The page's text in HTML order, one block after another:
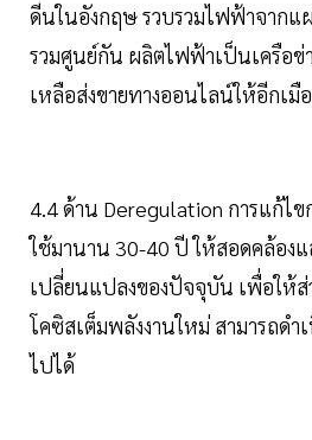
ดีนในอังกฤษ รวบรวมไฟฟ้าจากแ
รวมศูนย์กัน ผลิตไฟฟ้าเป็นเครือข่
เหลือส่งขายทางออนไลน์ให้อีกเมื
4.4 ด้าน Deregulation การแก้ไ
ใช้มานาน 30-40 ปี ให้สอดคล้องแ
เปลี่ยนแปลงของปัจจุบัน เพื่อให้ส่
โคซิสเต็มพลังงานใหม่ สามารถด
ไปได้